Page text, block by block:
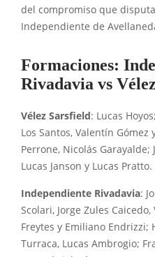
del compromiso que
Independiente de
Formaciones:
Rivadavia vs Vélez
Vélez Sarsfield: Lucas
Los Santos, Valentín
Perrone, Nicolás Garayalde;
Lucas Janson y Lucas
Independiente Rivadavia:
Scolari, Jorge Zules
Freytes y Emiliano Endrizzi;
Turraca, Lucas Ambrogio;